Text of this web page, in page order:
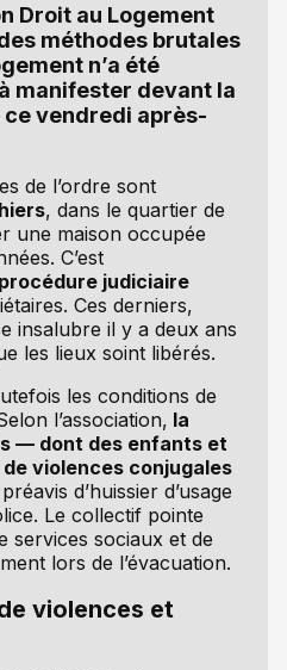
Droit au Logement
méthodes brutales
n’a été
manifester devant la
vendredi après-
de l’ordre sont
, dans le quartier de
une maison occupée
C’est
procédure judiciaire
Ces derniers,
insalubre il y a deux ans
les lieux soint libérés.
les conditions de
l’association, la
— dont des enfants et
violences conjugales
d’huissier d’usage
Le collectif pointe
services sociaux et de
lors de l’évacuation.
violences et